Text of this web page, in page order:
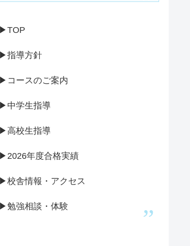
▶TOP
▶指導方針
▶コースのご案内
▶中学生指導
▶高校生指導
▶2026年度合格実績
▶校舎情報・アクセス
▶勉強相談・体験